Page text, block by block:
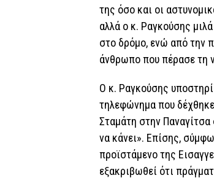
της όσο και οι
αλλά ο κ. Ραγκούσης
στο δρόμο, ενώ από την
άνθρωπο που πέρασε τη
Ο κ. Ραγκούσης
τηλεφώνημα που
Σταμάτη στην
να κάνει». Επίσης,
προϊστάμενο της
εξακριβωθεί ότι